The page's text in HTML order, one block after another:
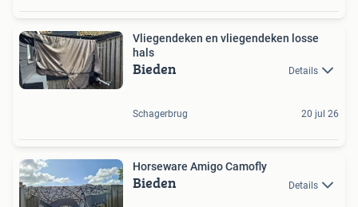
Vliegendeken en vliegendeken losse
hals
Bieden Details
Schagerbrug 20 jul 26
Horseware Amigo Camofly
Bieden Details